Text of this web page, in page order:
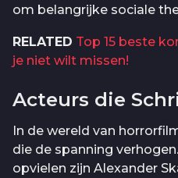
om belangrijke sociale
RELATED Top 15 beste
je niet wilt missen!
Acteurs die
In de wereld van
die de spanning
opvielen zijn Alexander